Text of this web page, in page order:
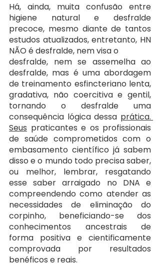
Há, ainda, muita confusão entre
higiene natural e desfralde
precoce, mesmo diante de tantos
estudos atualizados, entretanto, HN
NÃO é desfralde, nem visa o
desfralde, nem se assemelha ao
desfralde, mas é uma abordagem
de treinamento esfincteriano lenta,
gradativa, não coercitiva e gentil,
tornando o desfralde uma
consequência lógica dessa prática.
Seus praticantes e os profissionais
de saúde comprometidos com o
embasamento científico já sabem
disso e o mundo todo precisa saber,
ou melhor, lembrar, resgatando
esse saber arraigado no DNA e
compreendendo como atender as
necessidades de eliminação do
corpinho, beneficiando-se dos
conhecimentos ancestrais de
forma positiva e cientificamente
comprovada por resultados
benéficos e reais.